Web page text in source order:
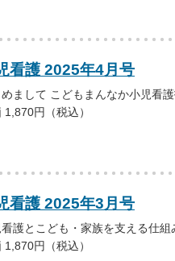
看護 2025年4月号
めまして こどもまんなか小児看
1,870円（税込）
看護 2025年3月号
護とこども・家族を支える仕組
1,870円（税込）